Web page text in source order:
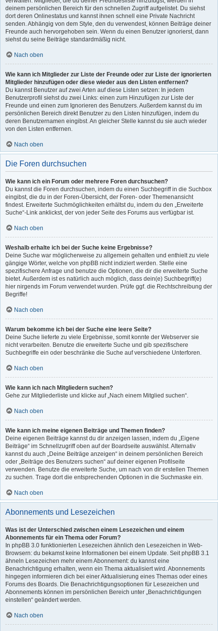
deinem persönlichen Bereich für den schnellen Zugriff aufgelistet. Du siehst
dort deren Onlinestatus und kannst ihnen schnell eine Private Nachricht
senden. Abhängig von dem Style, den du verwendest, können Beiträge deiner
Freunde auch hervorgehoben sein. Wenn du einen Benutzer ignorierst, dann
siehst du seine Beiträge standardmäßig nicht.
Nach oben
Wie kann ich Mitglieder zur Liste der Freunde oder zur Liste der ignorierten
Mitglieder hinzufügen oder diese wieder aus den Listen entfernen?
Du kannst Benutzer auf zwei Arten auf diese Listen setzen: In jedem
Benutzerprofil siehst du zwei Links: einen zum Hinzufügen zur Liste der
Freunde und einen zum Ignorieren des Benutzers. Außerdem kannst du im
persönlichen Bereich direkt Benutzer zu den Listen hinzufügen, indem du
deren Benutzernamen eingibst. An gleicher Stelle kannst du sie auch wieder
von den Listen entfernen.
Nach oben
Die Foren durchsuchen
Wie kann ich ein Forum oder mehrere Foren durchsuchen?
Du kannst die Foren durchsuchen, indem du einen Suchbegriff in die Suchbox
eingibst, die du in der Foren-Übersicht, der Foren- oder Themenansicht
findest. Erweiterte Suchmöglichkeiten erhältst du, indem du den „Erweiterte
Suche“-Link anklickst, der von jeder Seite des Forums aus verfügbar ist.
Nach oben
Weshalb erhalte ich bei der Suche keine Ergebnisse?
Deine Suche war möglicherweise zu allgemein gehalten und enthielt zu viele
gängige Wörter, welche von phpBB nicht indiziert werden. Stelle eine
spezifischere Anfrage und benutze die Optionen, die dir die erweiterte Suche
bietet. Außerdem ist es natürlich auch möglich, dass dein(e) Suchbegriff(e)
hier nirgends im Forum verwendet wurden. Prüfe ggf. die Rechtschreibung der
Begriffe!
Nach oben
Warum bekomme ich bei der Suche eine leere Seite?
Deine Suche lieferte zu viele Ergebnisse, somit konnte der Webserver sie
nicht verarbeiten. Benutze die erweiterte Suche und gib spezifischere
Suchbegriffe ein oder beschränke die Suche auf verschiedene Unterforen.
Nach oben
Wie kann ich nach Mitgliedern suchen?
Gehe zur Mitgliederliste und klicke auf „Nach einem Mitglied suchen“.
Nach oben
Wie kann ich meine eigenen Beiträge und Themen finden?
Deine eigenen Beiträge kannst du dir anzeigen lassen, indem du „Eigene
Beiträge“ im Schnellzugriff oben auf der Boardseite auswählst. Alternativ
kannst du auch „Deine Beiträge anzeigen“ in deinem persönlichen Bereich
oder „Beiträge des Benutzers suchen“ auf deiner eigenen Profilseite
verwenden. Benutze die erweiterte Suche, um nach von dir erstellen Themen
zu suchen. Trage dort die entsprechenden Optionen in die Suchmaske ein.
Nach oben
Abonnements und Lesezeichen
Was ist der Unterschied zwischen einem Lesezeichen und einem
Abonnements für ein Thema oder Forum?
In phpBB 3.0 funktionierten Lesezeichen ähnlich den Lesezeichen in Web-
Browsern: du bekamst keine Informationen bei einem Update. Seit phpBB 3.1
ähneln Lesezeichen mehr einem Abonnement: du kannst eine
Benachrichtigung erhalten, wenn ein Thema aktualisiert wird. Abonnements
hingegen informieren dich bei einer Aktualisierung eines Themas oder eines
Forums des Boards. Die Benachrichtigungsoptionen für Lesezeichen und
Abonnements können im persönlichen Bereich unter „Benachrichtigungen
einstellen“ geändert werden.
Nach oben